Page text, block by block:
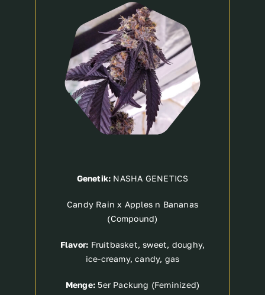
Genetik: NASHA GENETICS
Candy Rain x Apples n Bananas
(Compound)
Flavor: Fruitbasket, sweet, doughy,
ice-creamy, candy, gas
Menge: 5er Packung (Feminized)